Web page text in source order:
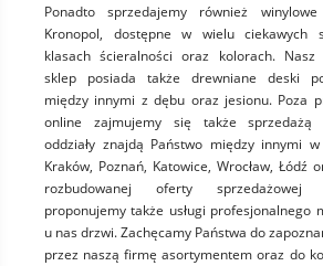
Ponadto sprzedajemy również winylowe
Kronopol, dostępne w wielu ciekawych
klasach ścieralności oraz kolorach. Nasz
sklep posiada także drewniane deski
między innymi z dębu oraz jesionu. Poza
online zajmujemy się także sprzedażą
oddziały znajdą Państwo między innymi
Kraków, Poznań, Katowice, Wrocław, Łódź
rozbudowanej oferty sprzedażowej
proponujemy także usługi profesjonalnego
u nas drzwi. Zachęcamy Państwa do
przez naszą firmę asortymentem oraz do